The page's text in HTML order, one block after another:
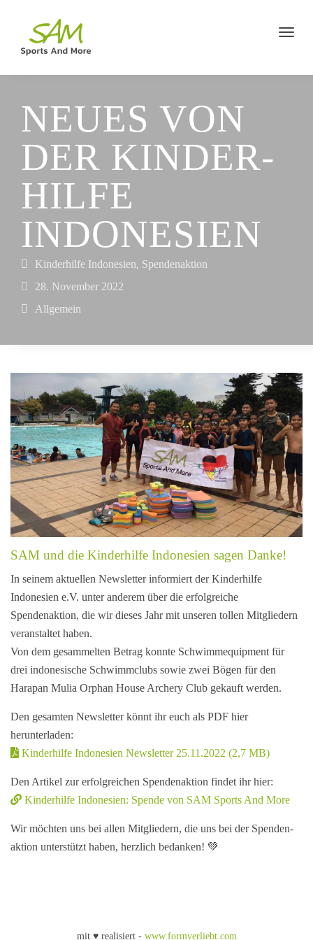
NEUES VON
DER KINDER­
HILFE
INDONESIEN
Kinderhilfe Indonesien, Spendenaktion
28. November 2022
Allgemein
SAM und die Kinder­hilfe Indonesien sagen Danke!
In seinem aktuellen Newsletter informiert der Kinder­hilfe
Indonesien e.V. unter anderem über die erfolgreiche
Spendenaktion, die wir dieses Jahr mit unseren tollen Mitgliedern
veranstaltet haben.
Von dem gesammelten Betrag konnte Schwimm­equipment für
drei indonesische Schwimm­clubs sowie zwei Bögen für den
Harapan Mulia Orphan House Archery Club gekauft werden.
Den gesamten Newsletter könnt ihr euch als PDF hier
herunterladen:
Kinderhilfe Indonesien Newsletter 25.11.2022 (2,7 MB)
Den Artikel zur erfolgreichen Spendenaktion findet ihr hier:
Kinderhilfe Indonesien: Spende von SAM Sports And More
Wir möchten uns bei allen Mitgliedern, die uns bei der Spenden­
aktion unterstützt haben, herzlich bedanken! 💚
mit ♥ realisiert - www.formverliebt.com